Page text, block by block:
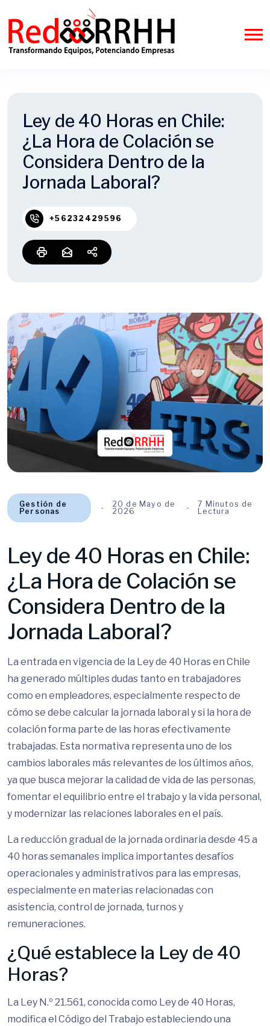
Ley de 40 Horas en Chile:
¿La Hora de Colación se
Considera Dentro de la
Jornada Laboral?
+56232429596
Gestión de
Personas
20 de Mayo de
2026
7 Minutos de
Lectura
Ley de 40 Horas en Chile:
¿La Hora de Colación se
Considera Dentro de la
Jornada Laboral?
La entrada en vigencia de la Ley de 40 Horas en Chile
ha generado múltiples dudas tanto en trabajadores
como en empleadores, especialmente respecto de
cómo se debe calcular la jornada laboral y si la hora de
colación forma parte de las horas efectivamente
trabajadas. Esta normativa representa uno de los
cambios laborales más relevantes de los últimos años,
ya que busca mejorar la calidad de vida de las personas,
fomentar el equilibrio entre el trabajo y la vida personal,
y modernizar las relaciones laborales en el país.
La reducción gradual de la jornada ordinaria desde 45 a
40 horas semanales implica importantes desafíos
operacionales y administrativos para las empresas,
especialmente en materias relacionadas con
asistencia, control de jornada, turnos y
remuneraciones.
¿Qué establece la Ley de 40
Horas?
La Ley N.º 21.561, conocida como Ley de 40 Horas,
modifica el Código del Trabajo estableciendo una